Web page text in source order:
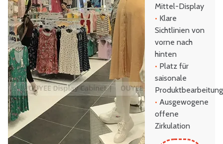
Mittel-Display
• Klare
Sichtlinien von
vorne nach
hinten
• Platz für
saisonale
Produktbearbeitung
• Ausgewogene
offene
Zirkulation